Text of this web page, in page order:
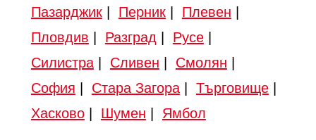
Пазарджик| Перник| Плевен
Пловдив
Разград Русе|
Силистра| Сливен Смолян
София
Стара Загора| Търговище|
Хасково| Шумен Ямбол